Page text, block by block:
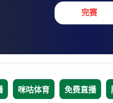
完赛
咪咕体育 免费直播